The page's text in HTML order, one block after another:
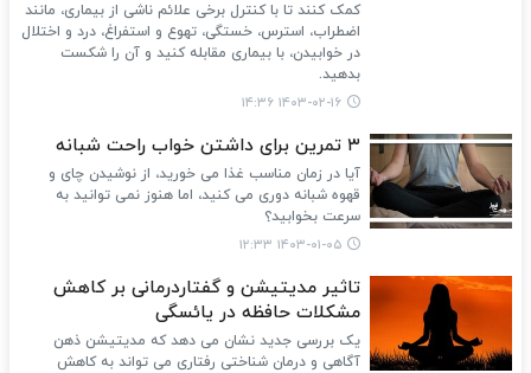
کمک کنند تا با کنترل برخی علائم ناشی از بیماری، مانند
اضطراب، استرس، خستگی، تهوع و استفراغ، درد و اختلال
در خوابیدن، با بیماری مقابله کنید و آن را شکست
بدهید.
۱۴۰۳-۰۲-۱۶ ۱۴:۳۶
۳ تمرین برای داشتن خواب راحت شبانه
آیا در زمان مناسب غذا می خورید، از نوشیدن چای و
قهوه شبانه دوری می کنید، اما هنوز نمی توانید به
سرعت بخوابید؟
۱۴۰۳-۰۱-۰۵ ۱۲:۳۳
تاثیر مدیتیشن و گفتاردرمانی بر کاهش
مشکلات حافظه در یائسگی
یک بررسی جدید نشان می دهد که مدیتیشن ذهن
آگاهی و درمان شناختی رفتاری می تواند به کاهش